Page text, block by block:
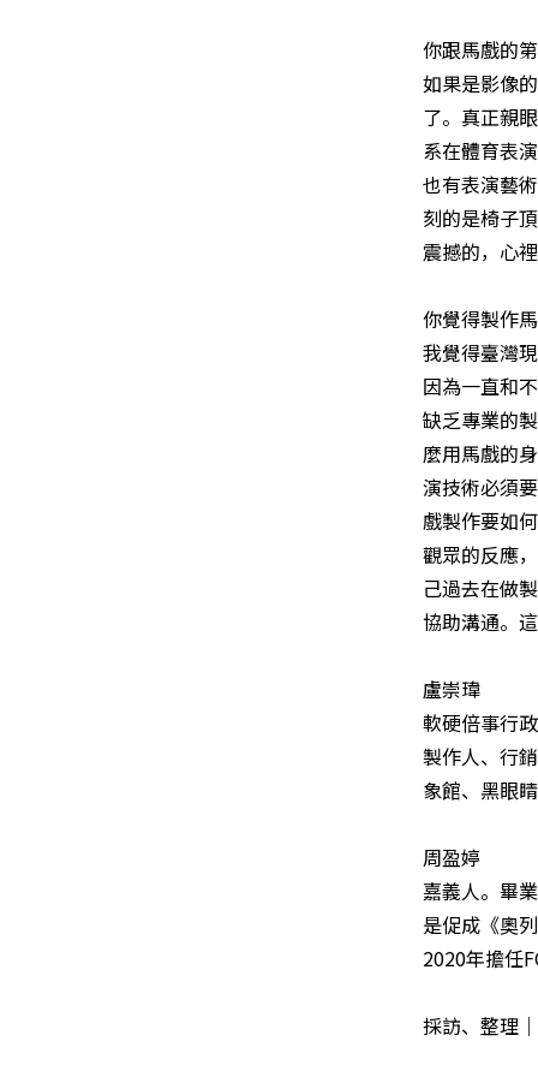
你跟馬戲的
如果是影像
了。真正親
系在體育表
也有表演藝
刻的是椅子
震撼的，心
你覺得製作
我覺得臺灣
因為一直和
缺乏專業的
麼用馬戲的
演技術必須
戲製作要如
觀眾的反應
己過去在做
協助溝通。
盧崇瑋
軟硬倍事行
製作人、行
象館、黑眼
周盈婷
嘉義人。畢
是促成《奧
2020年擔任
採訪、整理